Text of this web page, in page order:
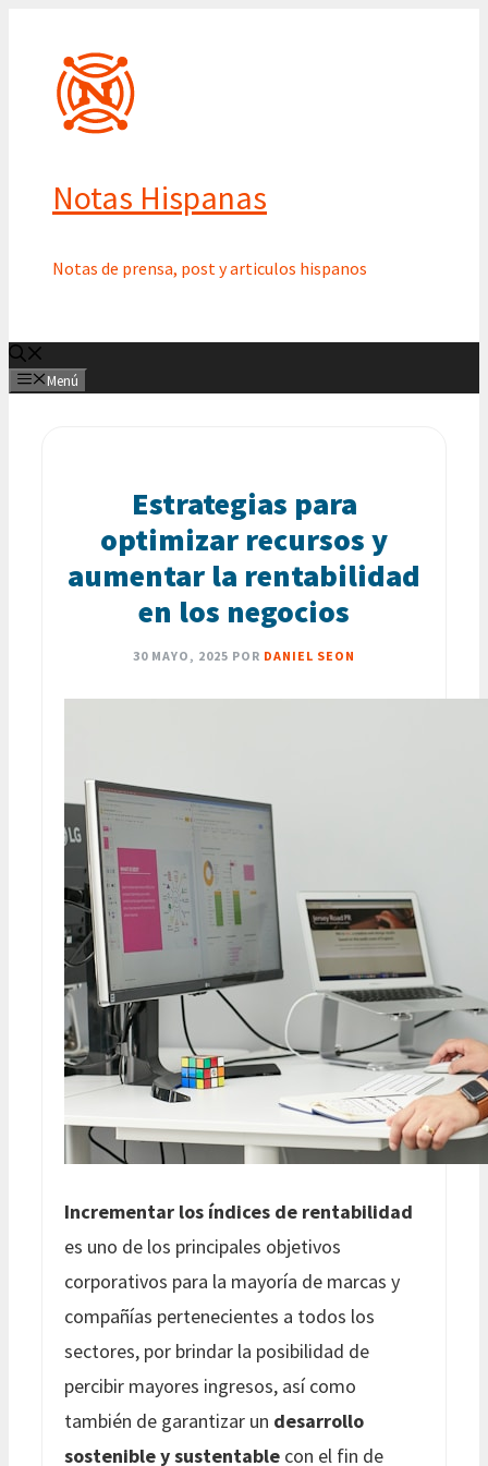
contenido
Notas Hispanas
Notas de prensa, post y articulos hispanos
Menú
Estrategias para
optimizar recursos y
aumentar la rentabilidad
en los negocios
30 MAYO, 2025 POR DANIEL SEON
Incrementar los índices de rentabilidad
es uno de los principales objetivos
corporativos para la mayoría de marcas y
compañías pertenecientes a todos los
sectores, por brindar la posibilidad de
percibir mayores ingresos, así como
también de garantizar un desarrollo
sostenible y sustentable con el fin de